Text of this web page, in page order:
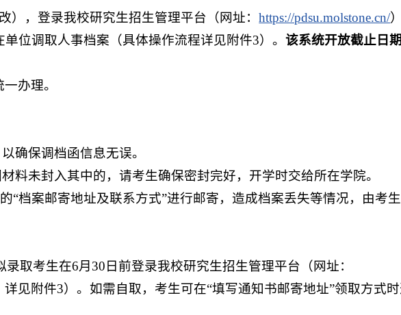
），登录我校研究生招生管理平台（网址：https://pdsu.molstone.cn/
位调取人事档案（具体操作流程详见附件3）。 该系统开放截止日
办理。
确保调档函信息无误。
料未封入其中的，请考生确保密封完好，开学时交给所在学院。
档案邮寄地址及联系方式”进行邮寄，造成档案丢失等情况，由考
取考生在6月30日前登录我校研究生招生管理平台（网址：
见附件3）。如需自取，考生可在“填写通知书邮寄地址”领取方式